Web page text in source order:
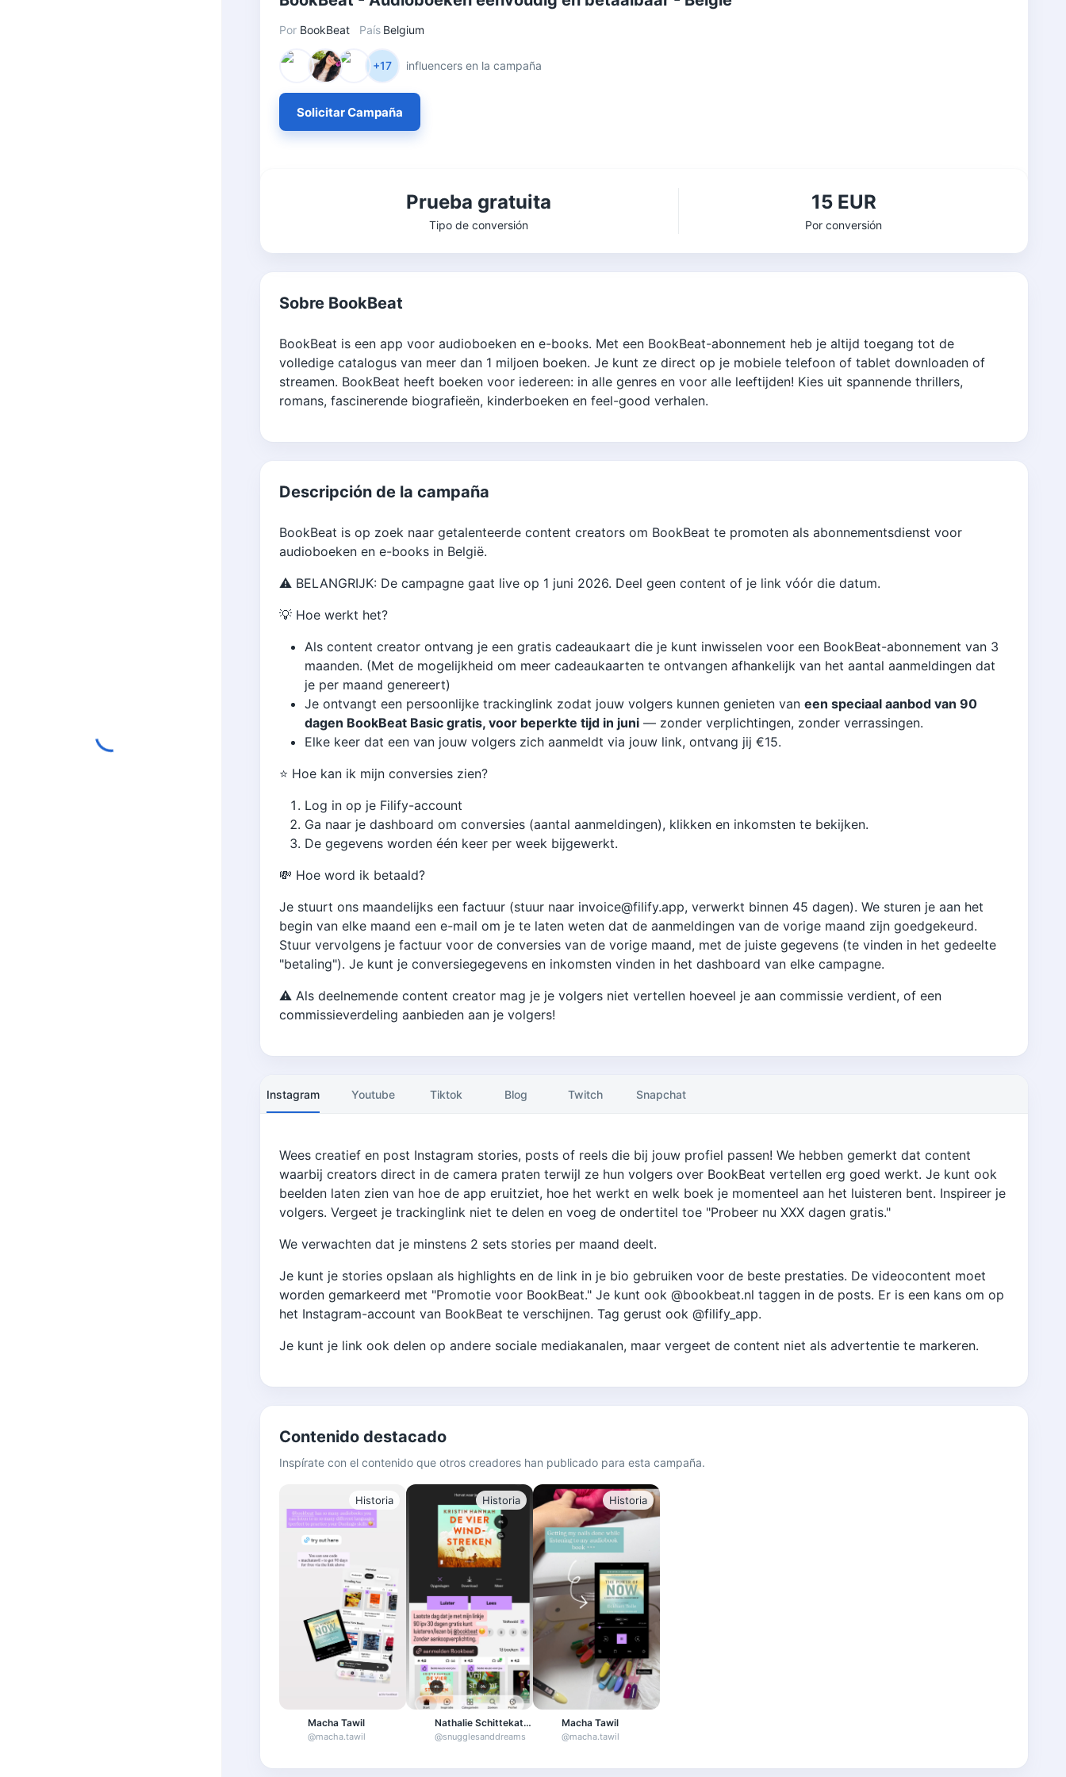
Por BookBeat País Belgium
+17 influencers en la campaña
Solicitar Campaña
Prueba gratuita
Tipo de conversión
15 EUR
Por conversión
Sobre BookBeat
BookBeat is een app voor audioboeken en e-books. Met een BookBeat-abonnement heb je altijd toegang tot de
volledige catalogus van meer dan 1 miljoen boeken. Je kunt ze direct op je mobiele telefoon of tablet downloaden of
streamen. BookBeat heeft boeken voor iedereen: in alle genres en voor alle leeftijden! Kies uit spannende thrillers,
romans, fascinerende biografieën, kinderboeken en feel-good verhalen.
Descripción de la campaña
BookBeat is op zoek naar getalenteerde content creators om BookBeat te promoten als abonnementsdienst voor
audioboeken en e-books in België.
⚠️ BELANGRIJK: De campagne gaat live op 1 juni 2026. Deel geen content of je link vóór die datum.
💡 Hoe werkt het?
Als content creator ontvang je een gratis cadeaukaart die je kunt inwisselen voor een BookBeat-abonnement van 3
maanden. (Met de mogelijkheid om meer cadeaukaarten te ontvangen afhankelijk van het aantal aanmeldingen dat
je per maand genereert)
Je ontvangt een persoonlijke trackinglink zodat jouw volgers kunnen genieten van een speciaal aanbod van 90
dagen BookBeat Basic gratis, voor beperkte tijd in juni — zonder verplichtingen, zonder verrassingen.
Elke keer dat een van jouw volgers zich aanmeldt via jouw link, ontvang jij €15.
⭐️ Hoe kan ik mijn conversies zien?
Log in op je Filify-account
Ga naar je dashboard om conversies (aantal aanmeldingen), klikken en inkomsten te bekijken.
De gegevens worden één keer per week bijgewerkt.
💸 Hoe word ik betaald?
Je stuurt ons maandelijks een factuur (stuur naar invoice@filify.app, verwerkt binnen 45 dagen). We sturen je aan het
begin van elke maand een e-mail om je te laten weten dat de aanmeldingen van de vorige maand zijn goedgekeurd.
Stuur vervolgens je factuur voor de conversies van de vorige maand, met de juiste gegevens (te vinden in het gedeelte
"betaling"). Je kunt je conversiegegevens en inkomsten vinden in het dashboard van elke campagne.
⚠️ Als deelnemende content creator mag je je volgers niet vertellen hoeveel je aan commissie verdient, of een
commissieverdeling aanbieden aan je volgers!
Instagram Youtube Tiktok Blog Twitch Snapchat
Wees creatief en post Instagram stories, posts of reels die bij jouw profiel passen! We hebben gemerkt dat content
waarbij creators direct in de camera praten terwijl ze hun volgers over BookBeat vertellen erg goed werkt. Je kunt ook
beelden laten zien van hoe de app eruitziet, hoe het werkt en welk boek je momenteel aan het luisteren bent. Inspireer je
volgers. Vergeet je trackinglink niet te delen en voeg de ondertitel toe "Probeer nu XXX dagen gratis."
We verwachten dat je minstens 2 sets stories per maand deelt.
Je kunt je stories opslaan als highlights en de link in je bio gebruiken voor de beste prestaties. De videocontent moet
worden gemarkeerd met "Promotie voor BookBeat." Je kunt ook @bookbeat.nl taggen in de posts. Er is een kans om op
het Instagram-account van BookBeat te verschijnen. Tag gerust ook @filify_app.
Je kunt je link ook delen op andere sociale mediakanalen, maar vergeet de content niet als advertentie te markeren.
Contenido destacado
Inspírate con el contenido que otros creadores han publicado para esta campaña.
Historia
Macha Tawil
@macha.tawil
Historia
Nathalie Schittekatte | slaapcoach
@snugglesanddreams
Historia
Macha Tawil
@macha.tawil